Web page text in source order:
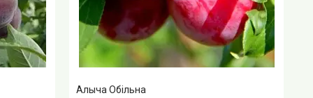
Алыча Обільна